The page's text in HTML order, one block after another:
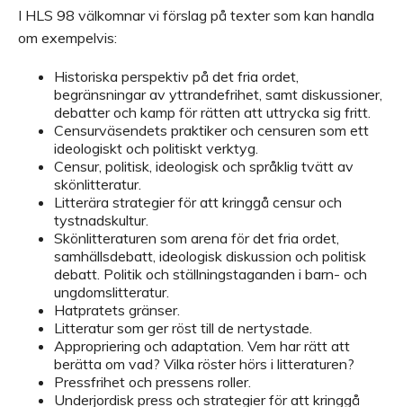
I HLS 98 välkomnar vi förslag på texter som kan handla
om exempelvis:
Historiska perspektiv på det fria ordet,
begränsningar av yttrandefrihet, samt diskussioner,
debatter och kamp för rätten att uttrycka sig fritt.
Censurväsendets praktiker och censuren som ett
ideologiskt och politiskt verktyg.
Censur, politisk, ideologisk och språklig tvätt av
skönlitteratur.
Litterära strategier för att kringgå censur och
tystnadskultur.
Skönlitteraturen som arena för det fria ordet,
samhällsdebatt, ideologisk diskussion och politisk
debatt. Politik och ställningstaganden i barn- och
ungdomslitteratur.
Hatpratets gränser.
Litteratur som ger röst till de nertystade.
Appropriering och adaptation. Vem har rätt att
berätta om vad? Vilka röster hörs i litteraturen?
Pressfrihet och pressens roller.
Underjordisk press och strategier för att kringgå